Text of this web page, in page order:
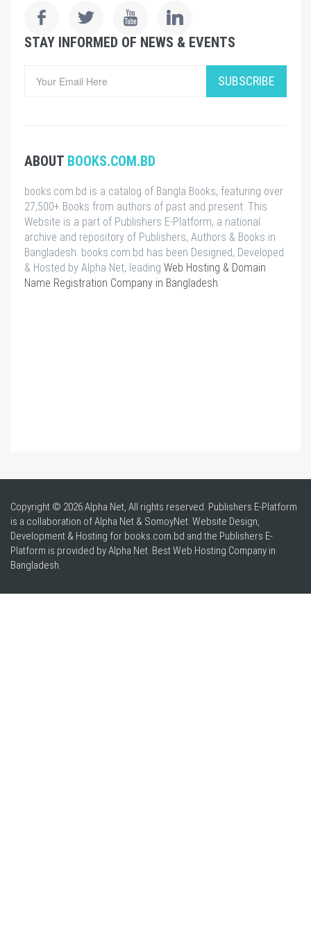
STAY INFORMED OF NEWS & EVENTS
SUBSCRIBE
ABOUT BOOKS.COM.BD
books.com.bd is a catalog of Bangla Books, featuring over
27,500+ Books from authors of past and present. This
Website is a part of Publishers E-Platform, a national
archive and repository of Publishers, Authors & Books in
Bangladesh. books.com.bd has been Designed, Developed
& Hosted by Alpha Net, leading Web Hosting & Domain
Name Registration Company in Bangladesh.
Copyright © 2026 Alpha Net, All rights reserved. Publishers E-Platform
is a collaboration of Alpha Net & SomoyNet. Website Design,
Development & Hosting for books.com.bd and the Publishers E-
Platform is provided by Alpha Net. BestWeb Hosting Company in
Bangladesh.